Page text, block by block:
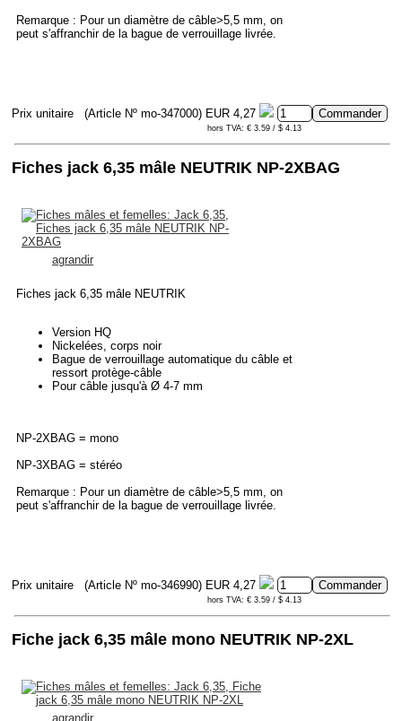
Remarque : Pour un diamètre de câble>5,5 mm, on
peut s'affranchir de la bague de verrouillage livrée.
Prix unitaire (Article Nº mo-347000) EUR 4,27
hors TVA: € 3.59 / $ 4.13
Fiches jack 6,35 mâle NEUTRIK NP-2XBAG
agrandir
Fiches jack 6,35 mâle NEUTRIK
Version HQ
Nickelées, corps noir
Bague de verrouillage automatique du câble et
ressort protège-câble
Pour câble jusqu'à Ø 4-7 mm
NP-2XBAG = mono
NP-3XBAG = stéréo
Remarque : Pour un diamètre de câble>5,5 mm, on
peut s'affranchir de la bague de verrouillage livrée.
Prix unitaire (Article Nº mo-346990) EUR 4,27
hors TVA: € 3.59 / $ 4.13
Fiche jack 6,35 mâle mono NEUTRIK NP-2XL
agrandir